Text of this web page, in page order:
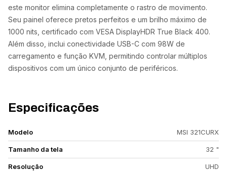
este monitor elimina completamente o rastro de movimento.
Seu painel oferece pretos perfeitos e um brilho máximo de
1000 nits, certificado com VESA DisplayHDR True Black 400.
Além disso, inclui conectividade USB-C com 98W de
carregamento e função KVM, permitindo controlar múltiplos
dispositivos com um único conjunto de periféricos.
Especificações
Modelo MSI 321CURX
Tamanho da tela 32 "
Resolução UHD